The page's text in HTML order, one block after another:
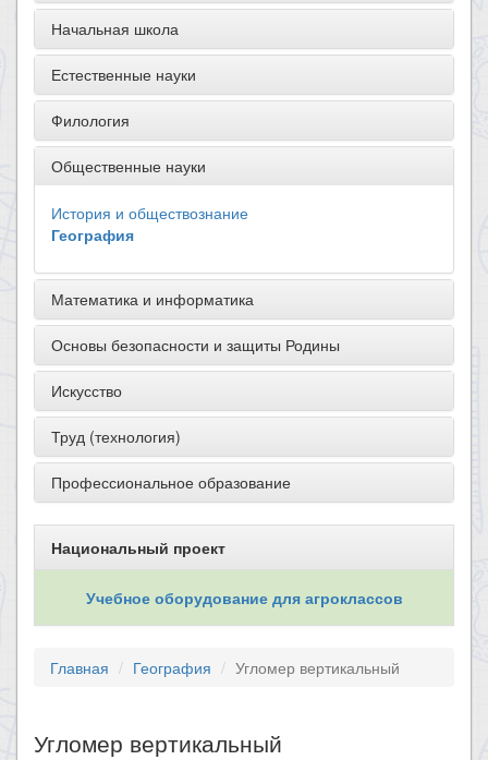
Начальная школа
Естественные науки
Филология
Общественные науки
История и обществознание
География
Математика и информатика
Основы безопасности и защиты Родины
Искусство
Труд (технология)
Профессиональное образование
Национальный проект
Учебное оборудование для агроклассов
Главная География Угломер вертикальный
Угломер вертикальный